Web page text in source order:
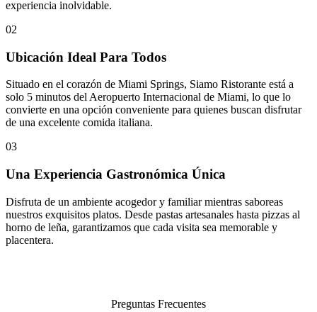
experiencia inolvidable.
02
Ubicación Ideal Para Todos
Situado en el corazón de Miami Springs, Siamo Ristorante está a
solo 5 minutos del Aeropuerto Internacional de Miami, lo que lo
convierte en una opción conveniente para quienes buscan disfrutar
de una excelente comida italiana.
03
Una Experiencia Gastronómica Única
Disfruta de un ambiente acogedor y familiar mientras saboreas
nuestros exquisitos platos. Desde pastas artesanales hasta pizzas al
horno de leña, garantizamos que cada visita sea memorable y
placentera.
Preguntas Frecuentes